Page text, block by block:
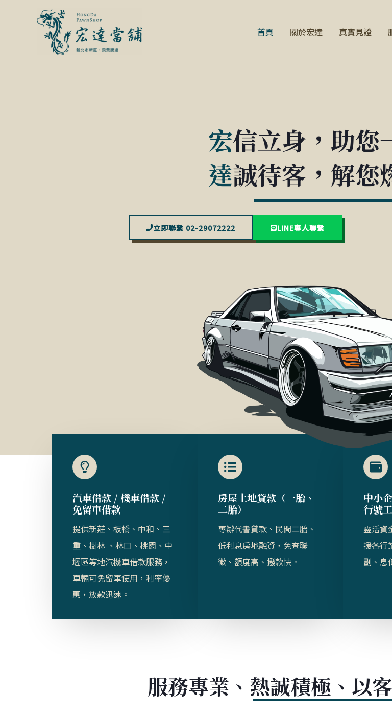
首頁 關於宏達 真實見證
宏信立身，助您
達誠待客，解您
立即聯繫 02-29072222 LINE專人聯繫
汽車借款 / 機車借款 /
免留車借款​
提供新莊、板橋、中和、三
重、樹林 、林口、桃園、中
壢區等地汽機車借款服務，
車輛可免留車使用，利率優
惠，放款迅速。
房屋土地貸款（一胎、
二胎）​​
專辦代書貸款、民間二胎、
低利息房地融資，免查聯
徵、額度高、撥款快。
中小
行號
靈活資
援各行
劃、息
服務專業、熱誠積極、以